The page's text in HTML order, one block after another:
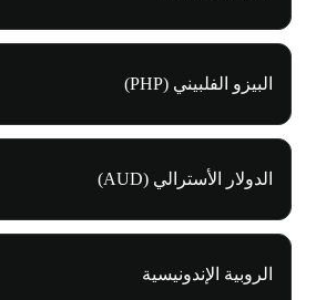
البيزو الفلبيني (PHP)
الدولار الأسترالي (AUD)
الروبية الإندونيسية